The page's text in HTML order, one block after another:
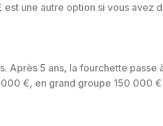
est une autre option si vous avez
Après 5 ans, la fourchette
€, en grand groupe 150 000